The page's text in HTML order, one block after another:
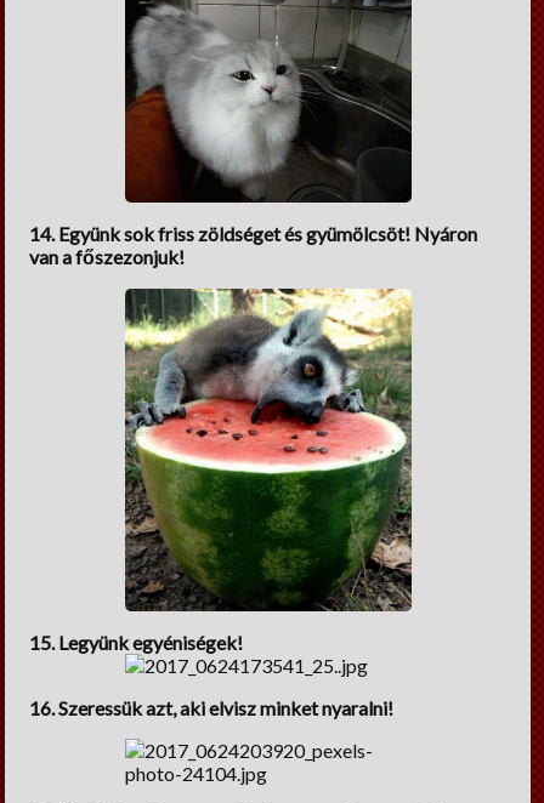
14. Együnk sok friss zöldséget és gyümölcsöt! Nyáron
van a főszezonjuk!
15. Legyünk egyéniségek!
16. Szeressük azt, aki elvisz minket nyaralni!